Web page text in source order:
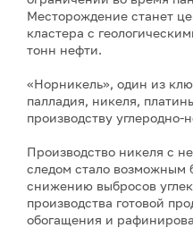
Месторождение станет
кластера с
тонн нефти.
«Норникель», один из
палладия, никеля,
производству углеродно-
Производство никеля с
следом стало возможным
снижению выбросов
производства готовой
обогащения и